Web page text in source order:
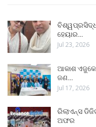
ହେୟାର…
Jul 23, 2026
ଆକାଶ
ଜଣ…
Jul 17, 2026
ରିଲାଏନ୍ସ
ଅଫର